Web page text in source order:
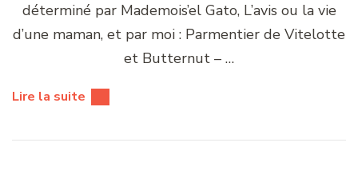
déterminé par Mademois’el Gato, L’avis ou la vie
d’une maman, et par moi : Parmentier de Vitelotte
et Butternut – …
Lire la suite